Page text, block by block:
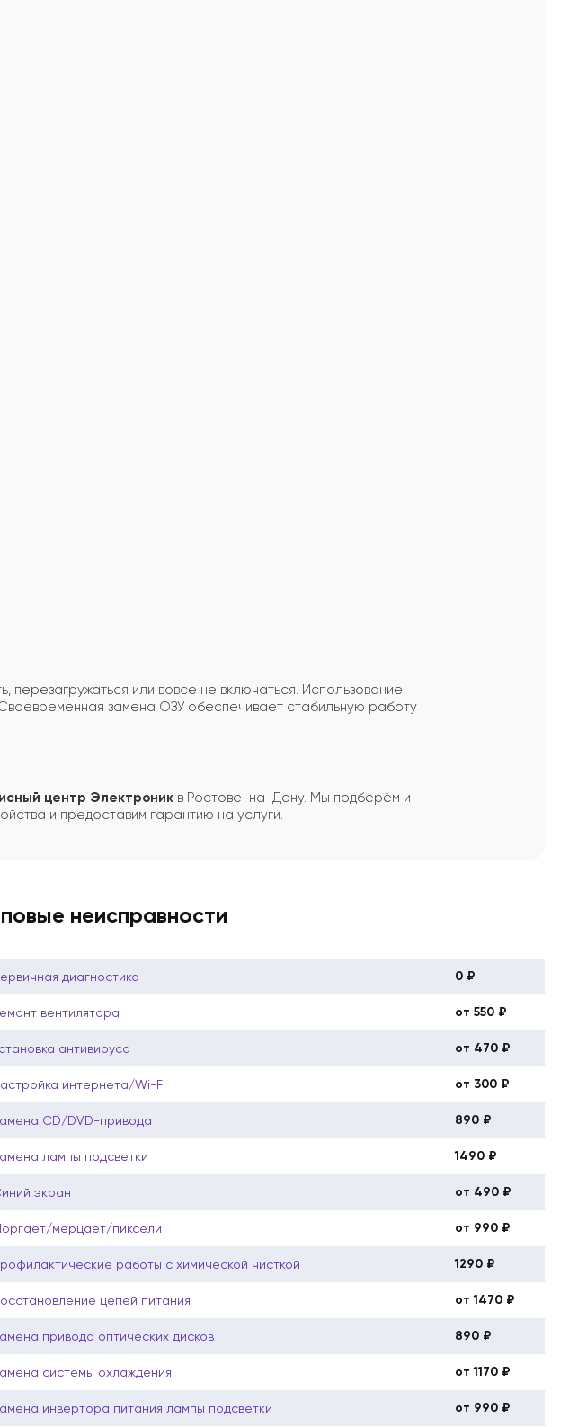
перезагружаться или вовсе не включаться. Использование
замена ОЗУ обеспечивает стабильную работу
центр Электроник в Ростове-на-Дону. Мы подберём и
и предоставим гарантию на услуги.
неисправности
диагностика 0 ₽
вентилятора от 550 ₽
антивируса от 470 ₽
интернета/Wi-Fi от 300 ₽
CD/DVD-привода 890 ₽
лампы подсветки 1490 ₽
экран от 490 ₽
мерцает/пиксели от 990 ₽
работы с химической чисткой 1290 ₽
цепей питания от 1470 ₽
привода оптических дисков 890 ₽
системы охлаждения от 1170 ₽
инвертора питания лампы подсветки от 990 ₽